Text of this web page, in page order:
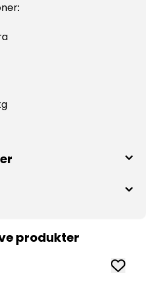
produkter